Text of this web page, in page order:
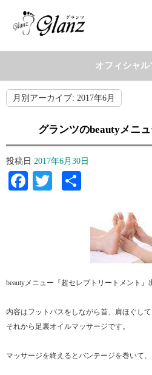
オフィシャル
月別アーカイブ: 2017年6月
グランツのbeautyメニ
投稿日 2017年6月30日
Facebook
Twitter
beautyメニュー『超セレブトリートメント』
内容はフットバスをしながら首、肩ほぐして
それから足裏オイルマッサージです。
マッサージを終えるとバンテージを巻いて